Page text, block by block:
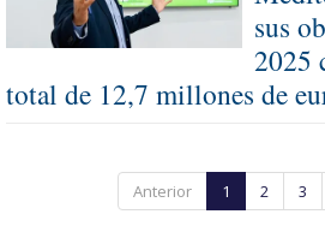
sus
2025
total de 12,7 millones de
Anterior 1 2 3